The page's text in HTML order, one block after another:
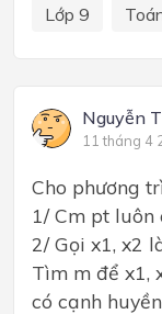
Lớp 9
Nguyễn
11 tháng 4
Cho phương
1/ Cm pt
2/ Gọi x1, x2
Tìm m để x1,
có cạnh